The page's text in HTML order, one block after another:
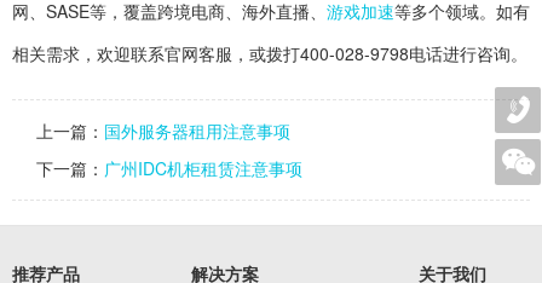
网、SASE等，覆盖跨境电商、海外直播、 游戏加速等多个领域。如有
相关需求，欢迎联系官网客服，或拨打400-028-9798电话进行咨询。
上一篇： 国外服务器租用注意事项
下一篇： 广州IDC机柜租赁注意事项
推荐产品 解决方案 关于我们